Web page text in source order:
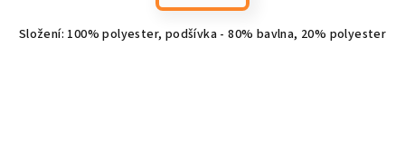
Složení: 100% polyester, podšívka - 80% bavlna, 20% polyester